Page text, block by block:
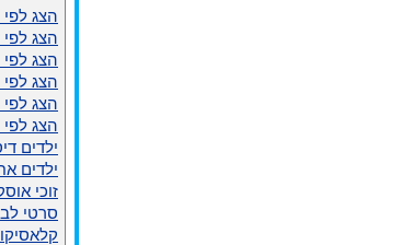
הצג לפי
הצג לפי
הצג
הצג לפי
הצג
הצג
ילדים
ילדים
זוכי
סרטי לב